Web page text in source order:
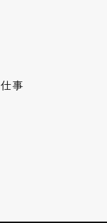
事